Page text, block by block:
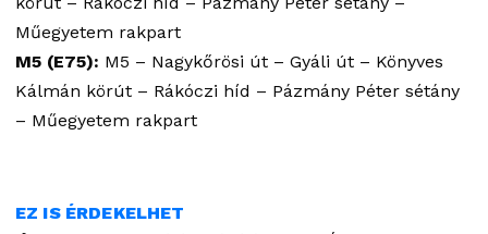
Műegyetem rakpart
M5 (E75): M5 – Nagykőrösi út – Gyáli út – Könyves
Kálmán körút – Rákóczi híd – Pázmány Péter sétány
– Műegyetem rakpart
EZ IS ÉRDEKELHET